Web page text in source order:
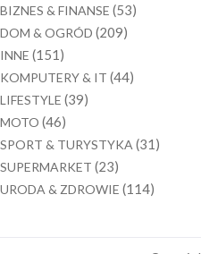
BIZNES & FINANSE (53)
DOM & OGRÓD (209)
INNE (151)
KOMPUTERY & IT (44)
LIFESTYLE (39)
MOTO (46)
SPORT & TURYSTYKA (31)
SUPERMARKET (23)
URODA & ZDROWIE (114)